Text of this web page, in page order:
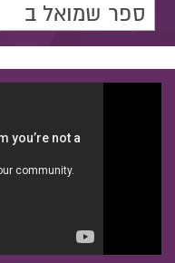
ספר שמואל ב